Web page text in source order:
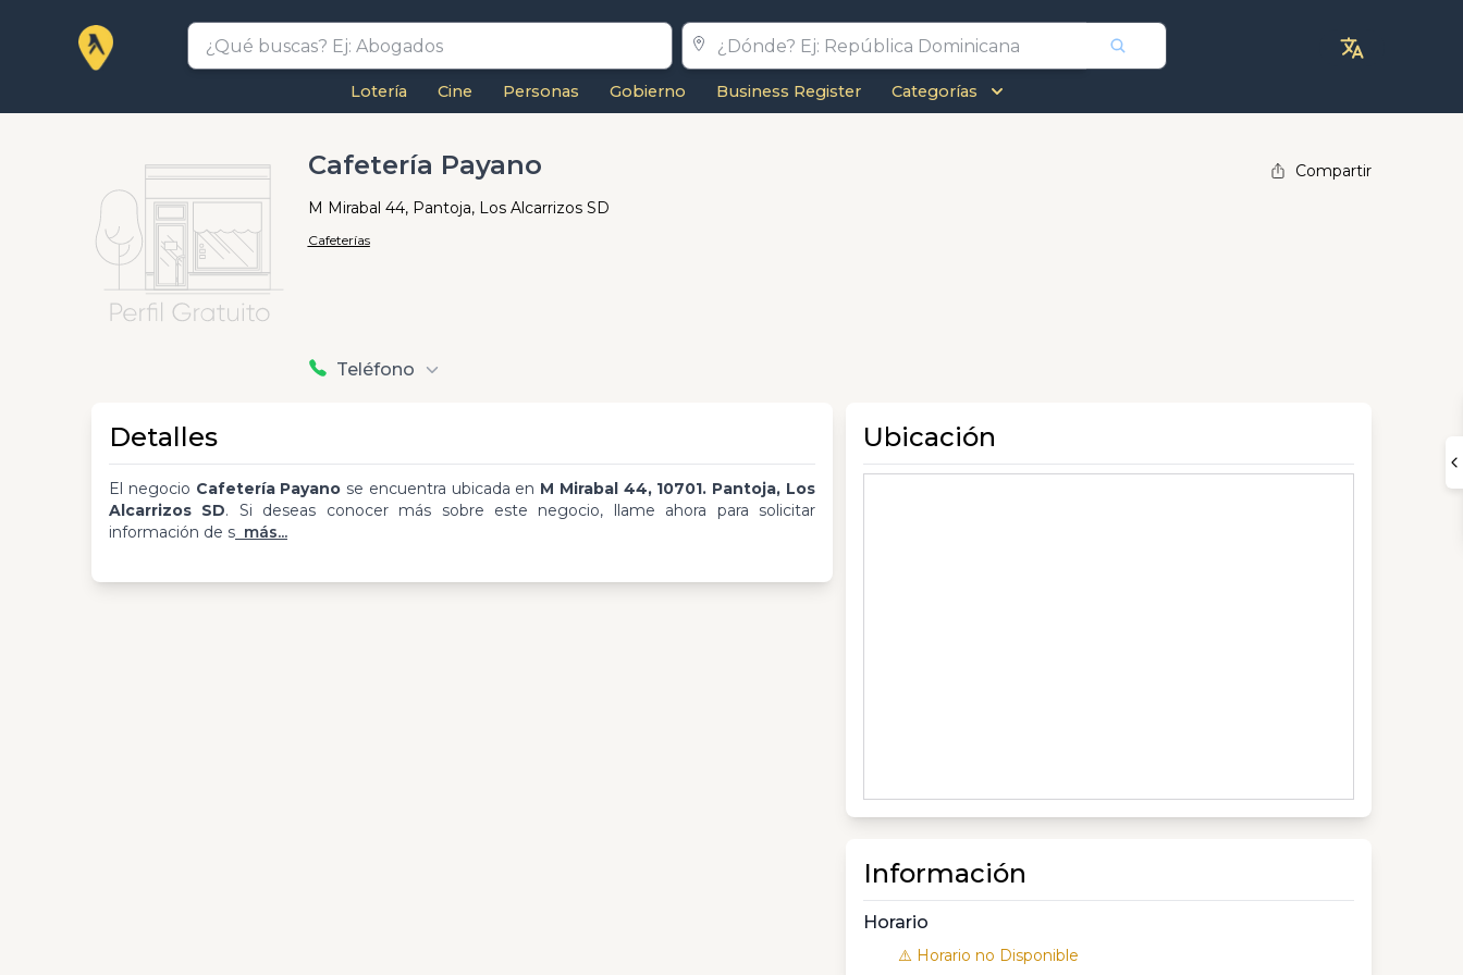
Lotería Cine Personas Gobierno Business Register Categorías
Cafetería Payano
M Mirabal 44, Pantoja, Los Alcarrizos SD
Cafeterías
Teléfono
Compartir
Detalles
El negocio Cafetería Payano se encuentra ubicada en M Mirabal 44, 10701. Pantoja, Los
Alcarrizos SD. Si deseas conocer más sobre este negocio, llame ahora para solicitar
información de s más...
Ubicación
Información
Horario
⚠️ Horario no Disponible